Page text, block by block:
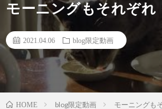
モーニングもそれぞれ
2021.04.06 blog限定動画
HOME blog限定動画 モーニングも